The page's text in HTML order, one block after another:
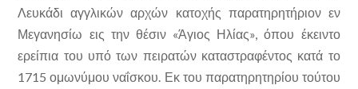
Λευκάδι αγγλικών αρχών κατοχής παρατηρητήριον εν
Μεγανησίω εις την θέσιν «Άγιος Ηλίας», όπου έκειντο
ερείπια του υπό των πειρατών καταστραφέντος κατά το
1715 ομωνύμου ναΐσκου. Εκ του παρατηρητηρίου τούτου